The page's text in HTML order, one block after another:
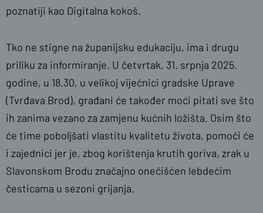
poznatiji kao Digitalna kokoš.
Tko ne stigne na županijsku edukaciju, ima i drugu
priliku za informiranje. U četvrtak, 31. srpnja 2025.
godine, u 18.30, u velikoj vijećnici gradske Uprave
(Tvrđava Brod), građani će također moći pitati sve što
ih zanima vezano za zamjenu kućnih ložišta. Osim što
će time poboljšati vlastitu kvalitetu života, pomoći će
i zajednici jer je, zbog korištenja krutih goriva, zrak u
Slavonskom Brodu značajno onečišćen lebdećim
česticama u sezoni grijanja.